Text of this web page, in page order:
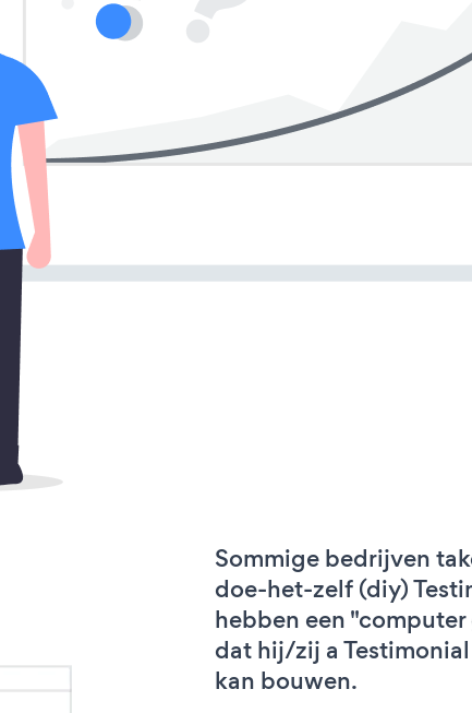
Sommige bedrijven
doe-het-zelf (diy)
hebben een
dat hij/zij a
kan bouwen.